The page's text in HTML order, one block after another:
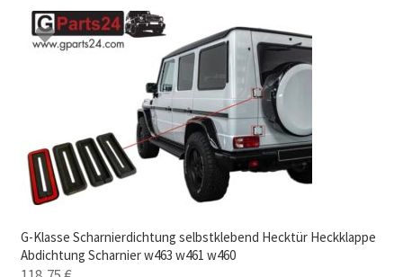
G-Klasse Scharnierdichtung selbstklebend Hecktür Heckklappe
Abdichtung Scharnier w463 w461 w460